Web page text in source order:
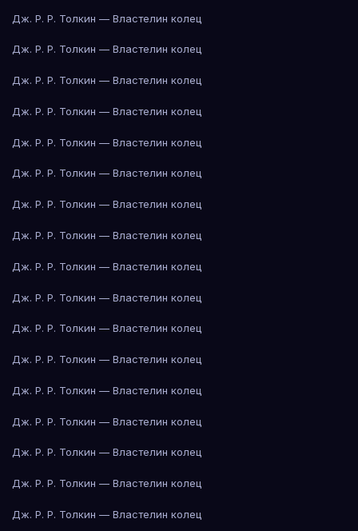
Дж. Р. Р. Толкин — Властелин колец
Дж. Р. Р. Толкин — Властелин колец
Дж. Р. Р. Толкин — Властелин колец
Дж. Р. Р. Толкин — Властелин колец
Дж. Р. Р. Толкин — Властелин колец
Дж. Р. Р. Толкин — Властелин колец
Дж. Р. Р. Толкин — Властелин колец
Дж. Р. Р. Толкин — Властелин колец
Дж. Р. Р. Толкин — Властелин колец
Дж. Р. Р. Толкин — Властелин колец
Дж. Р. Р. Толкин — Властелин колец
Дж. Р. Р. Толкин — Властелин колец
Дж. Р. Р. Толкин — Властелин колец
Дж. Р. Р. Толкин — Властелин колец
Дж. Р. Р. Толкин — Властелин колец
Дж. Р. Р. Толкин — Властелин колец
Дж. Р. Р. Толкин — Властелин колец